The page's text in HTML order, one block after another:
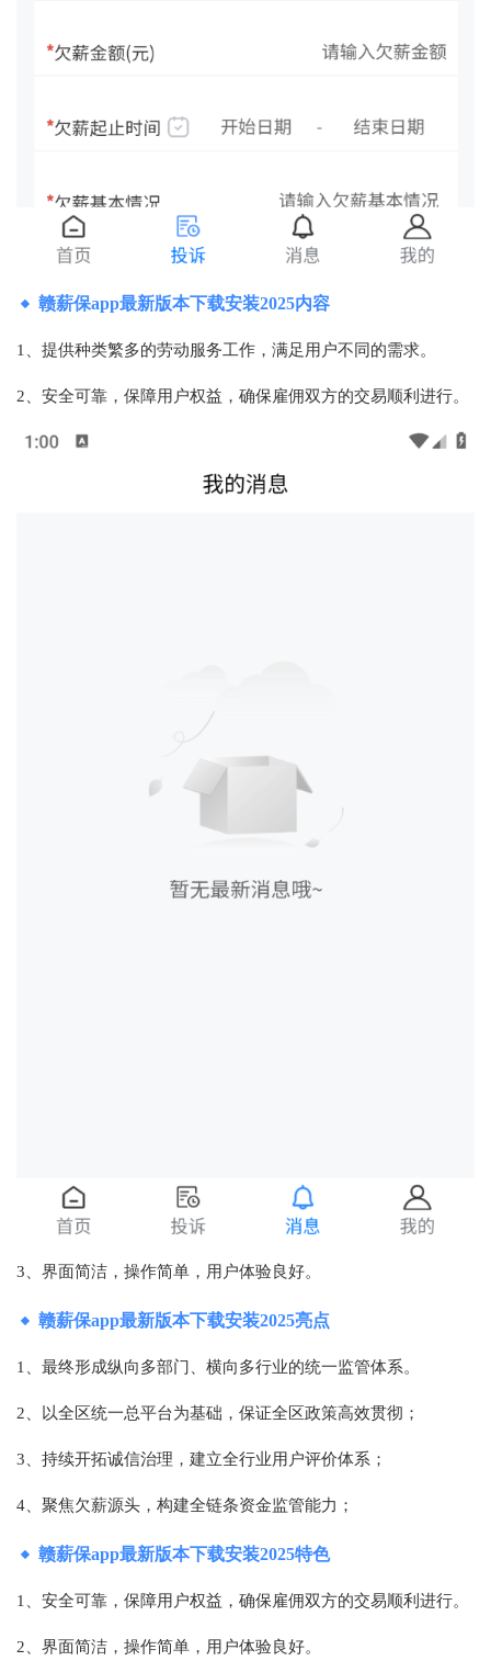
赣薪保app最新版本下载安装2025内容
1、提供种类繁多的劳动服务工作，满足用户不同的需求。
2、安全可靠，保障用户权益，确保雇佣双方的交易顺利进行。
3、界面简洁，操作简单，用户体验良好。
赣薪保app最新版本下载安装2025亮点
1、最终形成纵向多部门、横向多行业的统一监管体系。
2、以全区统一总平台为基础，保证全区政策高效贯彻；
3、持续开拓诚信治理，建立全行业用户评价体系；
4、聚焦欠薪源头，构建全链条资金监管能力；
赣薪保app最新版本下载安装2025特色
1、安全可靠，保障用户权益，确保雇佣双方的交易顺利进行。
2、界面简洁，操作简单，用户体验良好。